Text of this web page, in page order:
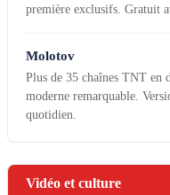
première exclusifs. Gratuit
Molotov
Plus de 35 chaînes TNT en
moderne remarquable.
quotidien.
Vidéo et culture